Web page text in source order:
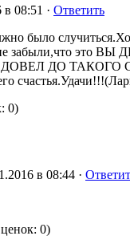
в 08:51 · Ответить
было
забыли,что это
ДО ТАКОГО
0)
в 08:44 ·
0)